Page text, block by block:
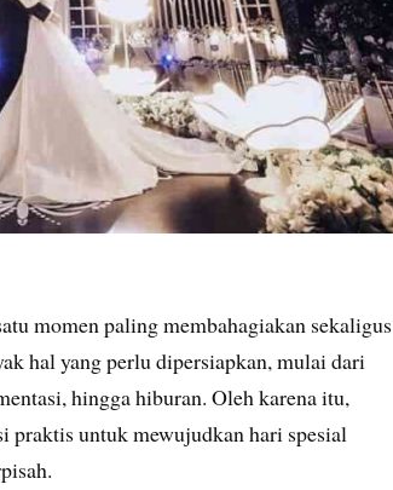
momen paling membahagiakan sekaligus
hal yang perlu dipersiapkan, mulai dari
hingga hiburan. Oleh karena itu,
praktis untuk mewujudkan hari spesial